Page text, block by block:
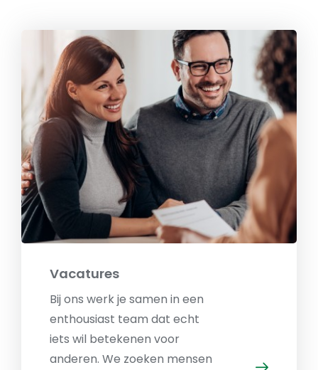
Vacatures
Bij ons werk je samen in een
enthousiast team dat echt
iets wil betekenen voor
anderen. We zoeken mensen